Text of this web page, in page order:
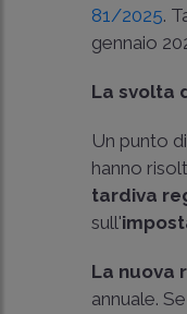
81/2025.
gennaio
La svolta
Un punto
hanno
tardiva
sull'
La nuova
annuale.